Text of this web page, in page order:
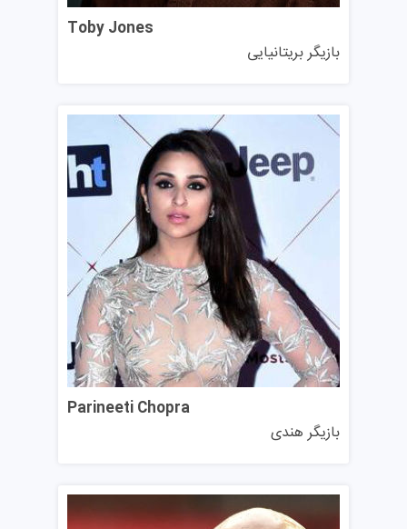
دوره‌های کارشناسی ارشد معمولا طیف گسترده‌تری از شهریه‌ها را
در مقایسه با برنامه‌های کارشناسی ارائه می‌دهند.
این مجموعه طیف وسیعی از بورسیه‌های تحصیلی را برای
دانشجویان با زمینه‌های مختلف ارائه می‌دهد. این بورسیه‌ها به
دانشجویانی که شایستگی تحصیلی دارند داده می‌شوند که در
بخش زیر به نکات اصلی آن‌ها اشاره می‌کنیم.
بورسیه تحصیلی کارشناسی ارشد اتحاد MBS
برای دانشجویان کارشناسی ارشد عالی از انگلستان، اتحادیه
اروپا و خارج از کشور
بر اساس شایستگی تحصیلی
بررسی به طور خودکار با درخواست پذیرش فرد
۱۰.۰۰۰ پوند به سه برنده
کارشناسی ارشد یا دکتری در انگلستان
Toby Jones
بازیگر بریتانیایی
Parineeti Chopra
بازیگر هندی